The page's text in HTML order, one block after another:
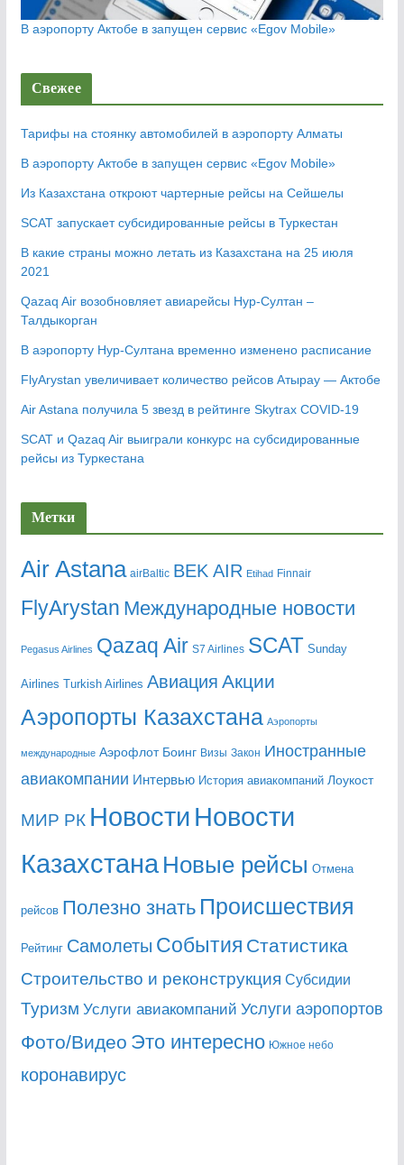
В аэропорту Актобе в запущен сервис «Egov Mobile»
Свежее
Тарифы на стоянку автомобилей в аэропорту Алматы
В аэропорту Актобе в запущен сервис «Egov Mobile»
Из Казахстана откроют чартерные рейсы на Сейшелы
SCAT запускает субсидированные рейсы в Туркестан
В какие страны можно летать из Казахстана на 25 июля
2021
Qazaq Air возобновляет авиарейсы Нур-Султан –
Талдыкорган
В аэропорту Нур-Султана временно изменено расписание
FlyArystan увеличивает количество рейсов Атырау — Актобе
Air Astana получила 5 звезд в рейтинге Skytrax COVID-19
SCAT и Qazaq Air выиграли конкурс на субсидированные
рейсы из Туркестана
Метки
Air Astana airBaltic BEK AIR Etihad Finnair
FlyArystan Mеждународные новости
Pegasus Airlines Qazaq Air S7 Airlines SCAT Sunday
Airlines Turkish Airlines Авиация Акции
Аэропорты Казахстана Аэропорты
международные Аэрофлот Боинг Визы Закон Иностранные
авиакомпании Интервью История авиакомпаний Лоукост
МИР РК Новости Новости
Казахстана Новые рейсы Отмена
рейсов Полезно знать Происшествия
Рейтинг Самолеты События Статистика
Строительство и реконструкция Субсидии
Туризм Услуги авиакомпаний Услуги аэропортов
Фото/Видео Это интересно Южное небо
коронавирус